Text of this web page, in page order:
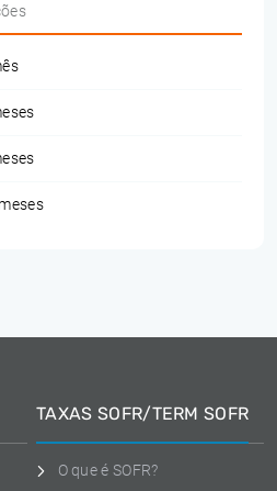
TAXAS SOFR/TERM SOFR
O que é SOFR?